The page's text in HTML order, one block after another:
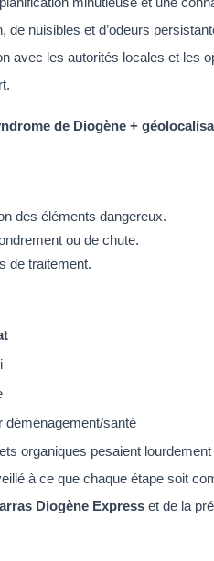
nuisibles et d’odeurs
avec les autorités locales et les
de Diogène +
des éléments dangereux.
ou de chute.
de traitement.
déménagement/santé
organiques pesaient
à ce que chaque étape soit
Diogène Express et de la